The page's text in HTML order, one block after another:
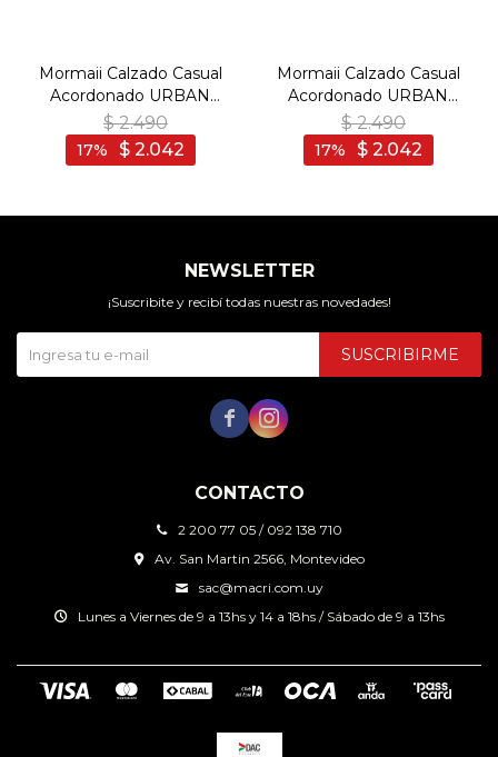
Mormaii Calzado Casual
Acordonado URBAN
JOACA - Gris Claro-Blanco
- Gris Claro-Blanco
$ 2.490
$ 2.042
17
Mormaii Calzado Casual
Acordonado URBAN
JOACA - Negro-Blanco -
Negro-Blanco
$ 2.490
$ 2.042
17
CONTACTO
2 200 77 05 / 092 138 710
Av. San Martin 2566, Montevideo
sac@macri.com.uy
Lunes a Viernes de 9 a 13hs y 14 a 18hs / Sábado de 9 a 13hs
NEWSLETTER
¡Suscribite y recibí todas nuestras novedades!
SUSCRIBIRME
 